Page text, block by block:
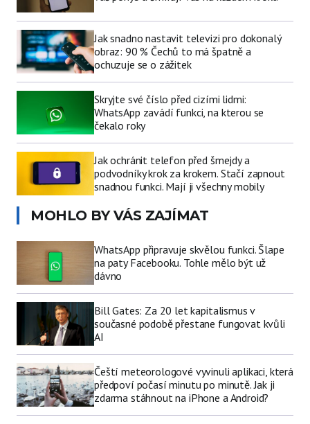
Jak snadno nastavit televizi pro dokonalý
obraz: 90 % Čechů to má špatně a
ochuzuje se o zážitek
Skryjte své číslo před cizími lidmi:
WhatsApp zavádí funkci, na kterou se
čekalo roky
Jak ochránit telefon před šmejdy a
podvodníky krok za krokem. Stačí zapnout
snadnou funkci. Mají ji všechny mobily
MOHLO BY VÁS ZAJÍMAT
WhatsApp připravuje skvělou funkci. Šlape
na paty Facebooku. Tohle mělo být už
dávno
Bill Gates: Za 20 let kapitalismus v
současné podobě přestane fungovat kvůli
AI
Čeští meteorologové vyvinuli aplikaci, která
předpoví počasí minutu po minutě. Jak ji
zdarma stáhnout na iPhone a Android?